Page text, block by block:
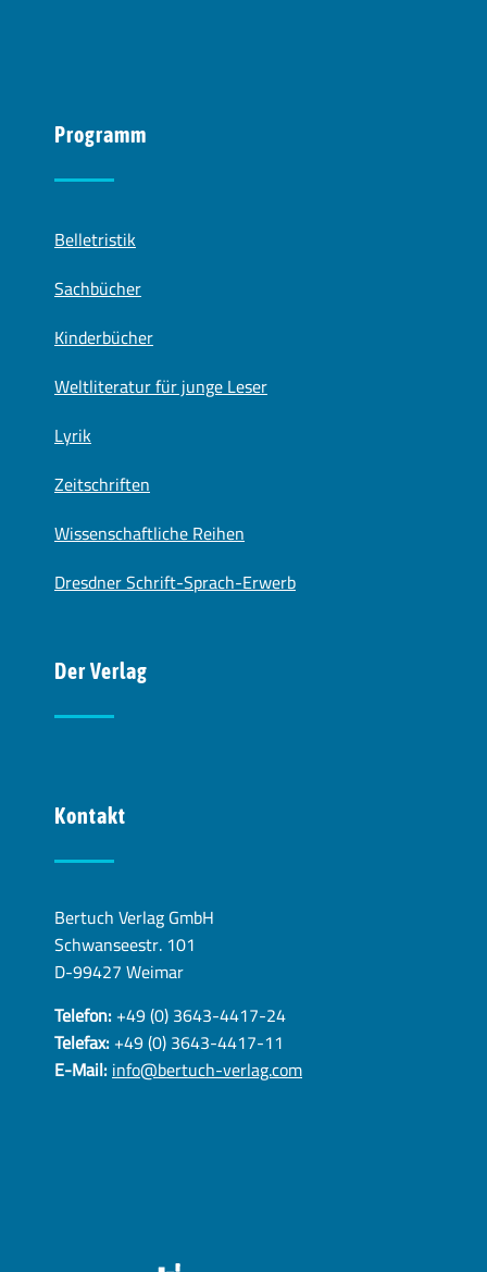
Programm
Belletristik
Sachbücher
Kinderbücher
Weltliteratur für junge Leser
Lyrik
Zeitschriften
Wissenschaftliche Reihen
Dresdner Schrift-Sprach-Erwerb
Der Verlag
Kontakt
Bertuch Verlag GmbH
Schwanseestr. 101
D-99427 Weimar
Telefon:+49 (0) 3643-4417-24
Telefax:+49 (0) 3643-4417-11
E-Mail:info@bertuch-verlag.com